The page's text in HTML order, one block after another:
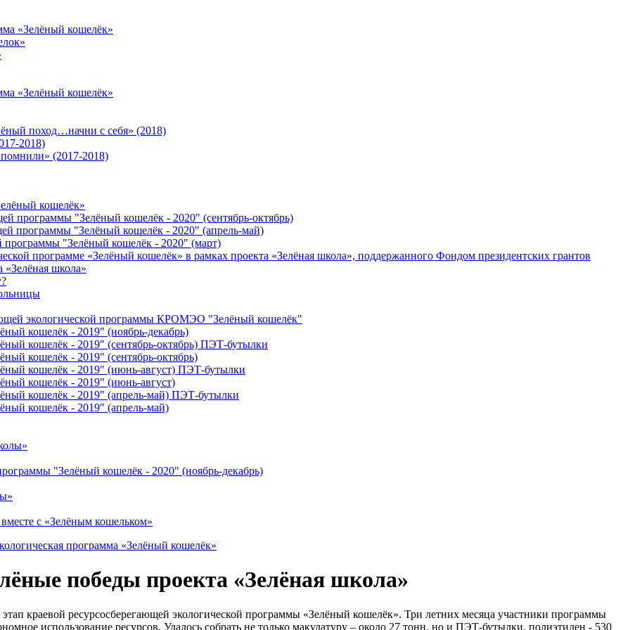
«Зелёный кошелёк»
«Зелёный кошелёк»
поход…начни с себя» (2018)
2018)
(2017-2018)
кошелёк»
программы "Зелёный кошелёк - 2020" (сентябрь-октябрь)
программы "Зелёный кошелёк - 2020" (апрель-май)
программы "Зелёный кошелёк - 2020" (март)
программе «Зелёный кошелёк» в рамках проекта «Зелёная школа», поддержанного Фондом президентских грантов
«Зелёная школа»
экологической программы КРОМЭО "Зелёный кошелёк"
кошелёк - 2019" (ноябрь-декабрь)
кошелёк - 2019" (сентябрь-октябрь) ПЭТ-бутылки
кошелёк - 2019" (сентябрь-октябрь)
кошелёк - 2019" (июнь-август) ПЭТ-бутылки
кошелёк - 2019" (июнь-август)
кошелёк - 2019" (апрель-май) ПЭТ-бутылки
кошелёк - 2019" (апрель-май)
"Зелёный кошелёк - 2020" (ноябрь-декабрь)
с «Зелёным кошельком»
программа «Зелёный кошелёк»
победы проекта «Зелёная школа»
краевой ресурсосберегающей экологической программы «Зелёный кошелёк». Три летних месяца участники программы
использование ресурсов. Удалось собрать не только макулатуру – около 27 тонн, но и ПЭТ-бутылки, полиэтилен - 530